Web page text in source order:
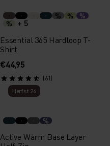
% %
%
%
+ 5
Essential 365 Hardloop T-
Shirt
€44,95
(61)
Herfst 26
%
Active Warm Base Layer